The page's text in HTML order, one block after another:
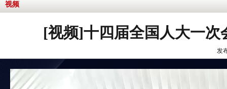
视频
[视频]十四届全国人大一
发